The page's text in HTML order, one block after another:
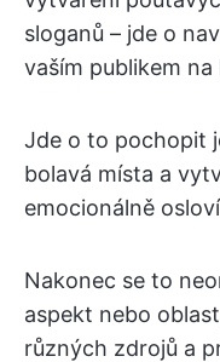
sloganů – jde o
vaším publikem na
Jde o to pochopit
bolavá místa a
emocionálně
Nakonec se to
aspekt nebo
různých zdrojů a